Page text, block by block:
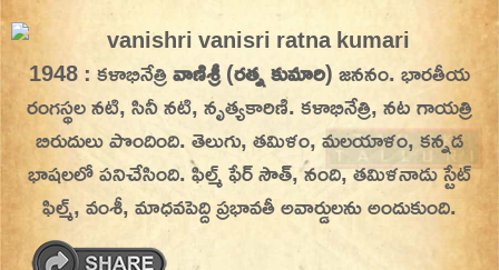
Skip
to
content
On This Day
Today in History | On This Day | This Day in
History | Today in India | What Happened
Today in India | Charitralo eroju | charitra lo
eroju |
1948 : కళాభినేత్రివాణిశ్రీ(రత్న కుమారి) జననం. భారతీయ
రంగస్థల నటి, సినీ నటి, నృత్యకారిణి. కళాభినేత్రి, నట గాయత్రి
బిరుదులు పొందింది.తెలుగు, తమిళం, మలయాళం, కన్నడ
భాషలలో పనిచేసింది. ఫిల్మ్ ఫేర్ సౌత్, నంది, తమిళనాడు స్టేట్
ఫిల్మ్, వంశీ, మాధవపెద్ది ప్రభావతీ అవార్డులను అందుకుంది.